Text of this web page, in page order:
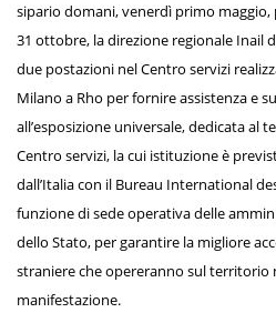
sipario domani, venerdì primo
31 ottobre, la direzione regionale Inail
due postazioni nel Centro servizi
Milano a Rho per fornire assistenza e
all’esposizione universale, dedicata al
Centro servizi, la cui istituzione è
dall’Italia con il Bureau International
funzione di sede operativa delle
dello Stato, per garantire la migliore
straniere che opereranno sul territorio
manifestazione.